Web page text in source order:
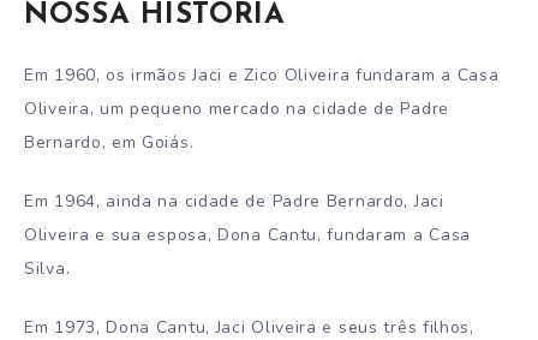
NOSSA HISTÓRIA
Em 1960, os irmãos Jaci e Zico Oliveira fundaram a Casa
Oliveira, um pequeno mercado na cidade de Padre
Bernardo, em Goiás.
Em 1964, ainda na cidade de Padre Bernardo, Jaci
Oliveira e sua esposa, Dona Cantu, fundaram a Casa
Silva.
Em 1973, Dona Cantu, Jaci Oliveira e seus três filhos,